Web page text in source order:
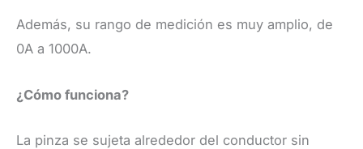
Además, su rango de medición es muy amplio, de
0A a 1000A.
​¿Cómo funciona?
​La pinza se sujeta alrededor del conductor sin